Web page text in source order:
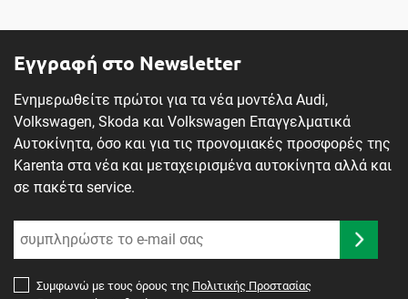
Εγγραφή στο Newsletter
Ενημερωθείτε πρώτοι για τα νέα μοντέλα Audi,
Volkswagen, Skoda και Volkswagen Επαγγελματικά
Αυτοκίνητα, όσο και για τις προνομιακές προσφορές της
Karenta στα νέα και μεταχειρισμένα αυτοκίνητα αλλά και
σε πακέτα service.
Συμφωνώ με τους όρους της Πολιτικής Προστασίας